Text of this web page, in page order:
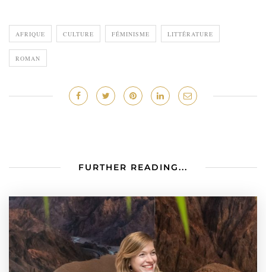
AFRIQUE CULTURE FÉMINISME LITTÉRATURE
ROMAN
FURTHER READING...